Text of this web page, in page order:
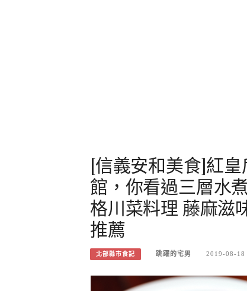
[信義安和美食]紅
館，你看過三層水
格川菜料理 藤麻滋
推薦
北部縣市食記 跳躍的宅男 2019-08-18